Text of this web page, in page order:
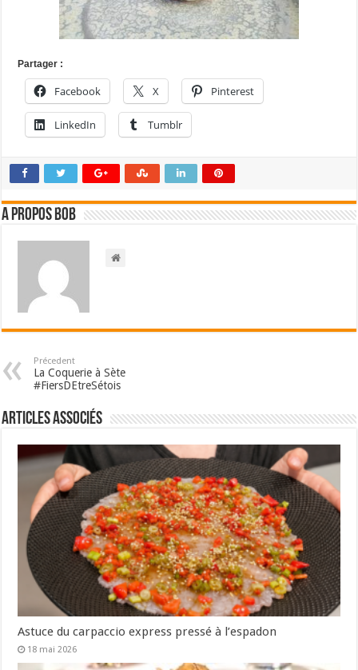
Partager :
Facebook X Pinterest
LinkedIn Tumblr
A propos bOb
Précedent
La Coquerie à Sète
#FiersDEtreSétois
Articles associés
Astuce du carpaccio express pressé à l’espadon
18 mai 2026